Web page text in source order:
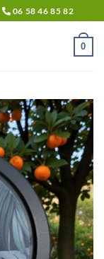
06 58 46 85 82
0